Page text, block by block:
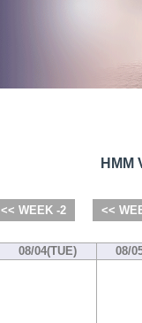
HMM
<< WEEK -2 <<
08/04(TUE) 08/